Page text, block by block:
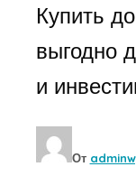
Купить
выгодно
и
От